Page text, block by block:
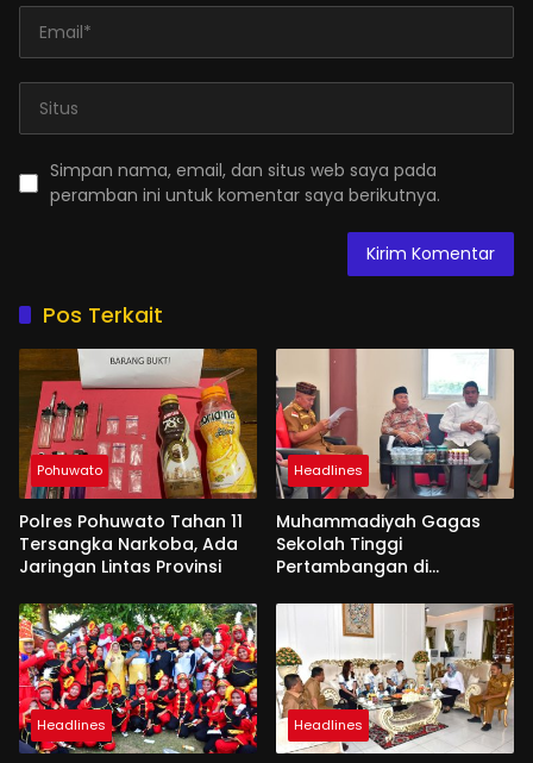
Simpan nama, email, dan situs web saya pada
peramban ini untuk komentar saya berikutnya.
Pos Terkait
Pohuwato
Polres Pohuwato Tahan 11
Tersangka Narkoba, Ada
Jaringan Lintas Provinsi
Headlines
Muhammadiyah Gagas
Sekolah Tinggi
Pertambangan di
Headlines Headlines